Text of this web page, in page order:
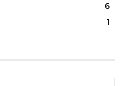
6
1